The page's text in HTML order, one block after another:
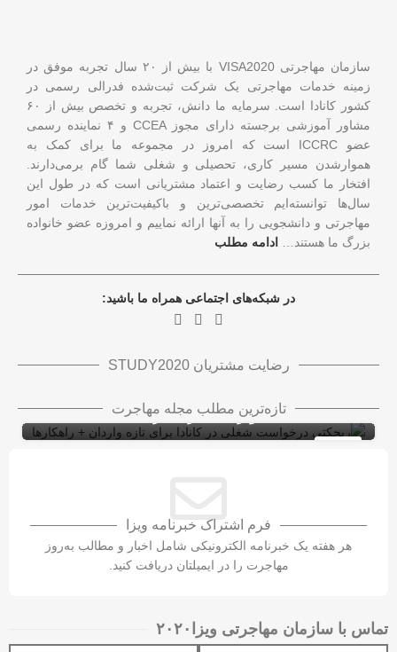
سازمان مهاجرتی VISA2020 با بیش از ۲۰ سال تجربه موفق در
زمینه خدمات مهاجرتی یک شرکت ثبت‌شده فدرالی رسمی در
کشور کانادا است. سرمایه ما دانش، تجربه و تخصص بیش از ۶۰
مشاور آموزشی برجسته دارای مجوز CCEA و ۴ نماینده رسمی
عضو ICCRC است که امروز در مجموعه ما برای کمک به
هموارشدن مسیر کاری، تحصیلی و شغلی شما گام برمی‌دارند.
افتخار ما کسب رضایت و اعتماد مشتریانی است که در طول این
سال‌ها توانسته‌ایم تخصصی‌ترین و باکیفیت‌ترین خدمات امور
مهاجرتی و دانشجویی را به آنها ارائه نماییم و امروزه عضو خانواده
بزرگ ما هستند… ادامه مطلب
در شبکه‌های اجتماعی همراه ما باشید:
رضایت مشتریان STUDY2020
ویزای کار
ویزای کاری کانادا با LMIA
تازه‌ترین مطلب مجله مهاجرت
واردان + راهکارها
فرم اشتراک خبرنامه ویزا
هر هفته یک خبرنامه الکترونیکی شامل اخبار و مطالب به‌روز
مهاجرت را در ایمیلتان دریافت کنید.
تماس با سازمان مهاجرتی ویزا۲۰۲۰​